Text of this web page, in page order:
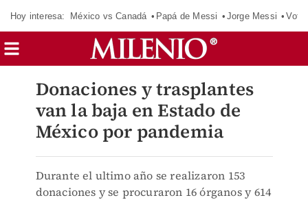
Hoy interesa: México vs Canadá Papá de Messi Jorge Messi
Donaciones y trasplantes
van la baja en Estado de
México por pandemia
Durante el ultimo año se realizaron 153
donaciones y se procuraron 16 órganos y 614